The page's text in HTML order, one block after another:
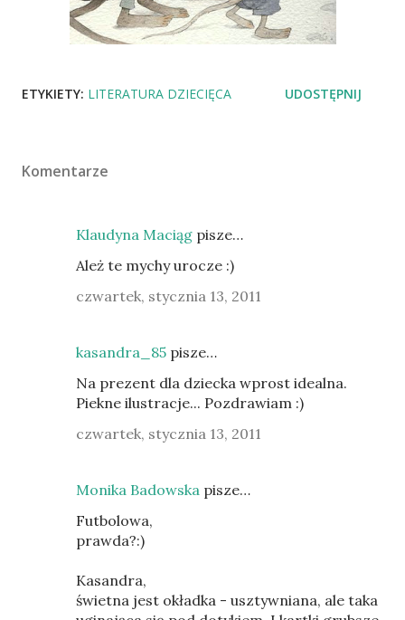
ETYKIETY: LITERATURA DZIECIĘCA UDOSTĘPNIJ
Komentarze
Klaudyna Maciąg pisze…
Ależ te mychy urocze :)
czwartek, stycznia 13, 2011
kasandra_85 pisze…
Na prezent dla dziecka wprost idealna.
Piekne ilustracje... Pozdrawiam :)
czwartek, stycznia 13, 2011
Monika Badowska pisze…
Futbolowa,
prawda?:)
Kasandra,
świetna jest okładka - usztywniana, ale taka